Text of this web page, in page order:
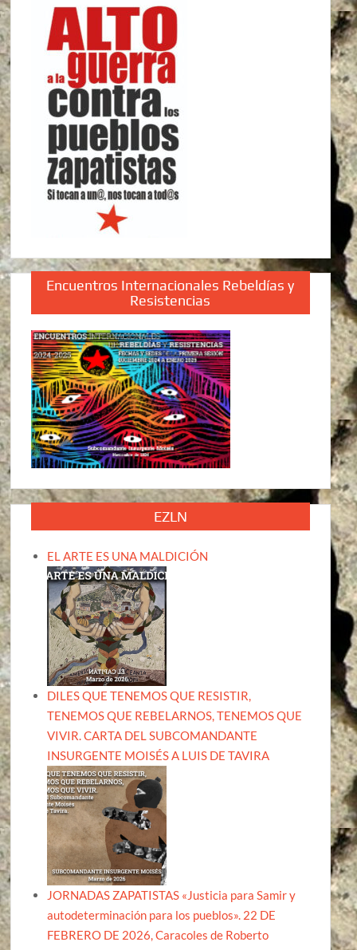
Encuentros Internacionales Rebeldías y
Resistencias
EZLN
EL ARTE ES UNA MALDICIÓN
DILES QUE TENEMOS QUE RESISTIR,
TENEMOS QUE REBELARNOS, TENEMOS QUE
VIVIR. CARTA DEL SUBCOMANDANTE
INSURGENTE MOISÉS A LUIS DE TAVIRA
JORNADAS ZAPATISTAS «Justicia para Samir y
autodeterminación para los pueblos». 22 DE
FEBRERO DE 2026, Caracoles de Roberto